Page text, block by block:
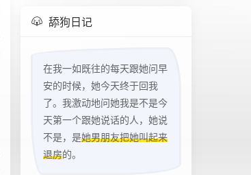
舔狗日记
在我一如既往的每天跟她问早
安的时候，她今天终于回我
了。我激动地问她我是不是今
天第一个跟她说话的人，她说
不是，是她男朋友把她叫起来
退房的。